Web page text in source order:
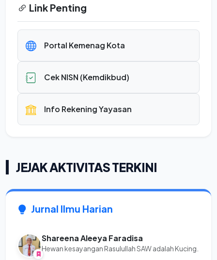
Link Penting
Portal Kemenag Kota
Cek NISN (Kemdikbud)
Info Rekening Yayasan
JEJAK AKTIVITAS TERKINI
Jurnal Ilmu Harian
Shareena Aleeya Faradisa
Hewan kesayangan Rasulullah SAW adalah Kucing.